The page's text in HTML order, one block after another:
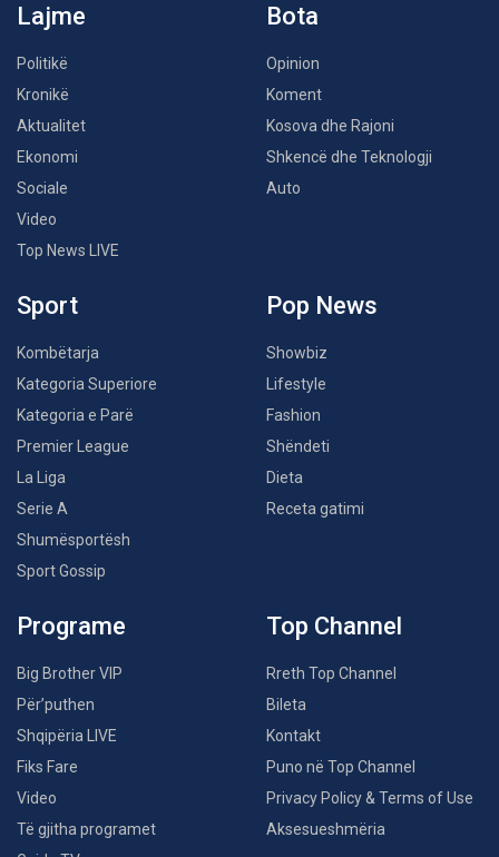
Lajme
Politikë
Kronikë
Aktualitet
Ekonomi
Sociale
Video
Top News LIVE
Bota
Opinion
Koment
Kosova dhe Rajoni
Shkencë dhe Teknologji
Auto
Sport
Kombëtarja
Kategoria Superiore
Kategoria e Parë
Premier League
La Liga
Serie A
Shumësportësh
Sport Gossip
Pop News
Showbiz
Lifestyle
Fashion
Shëndeti
Dieta
Receta gatimi
Programe
Big Brother VIP
Për’puthen
Shqipëria LIVE
Fiks Fare
Video
Të gjitha programet
Top Channel
Rreth Top Channel
Bileta
Kontakt
Puno në Top Channel
Privacy Policy & Terms of Use
Aksesueshmëria